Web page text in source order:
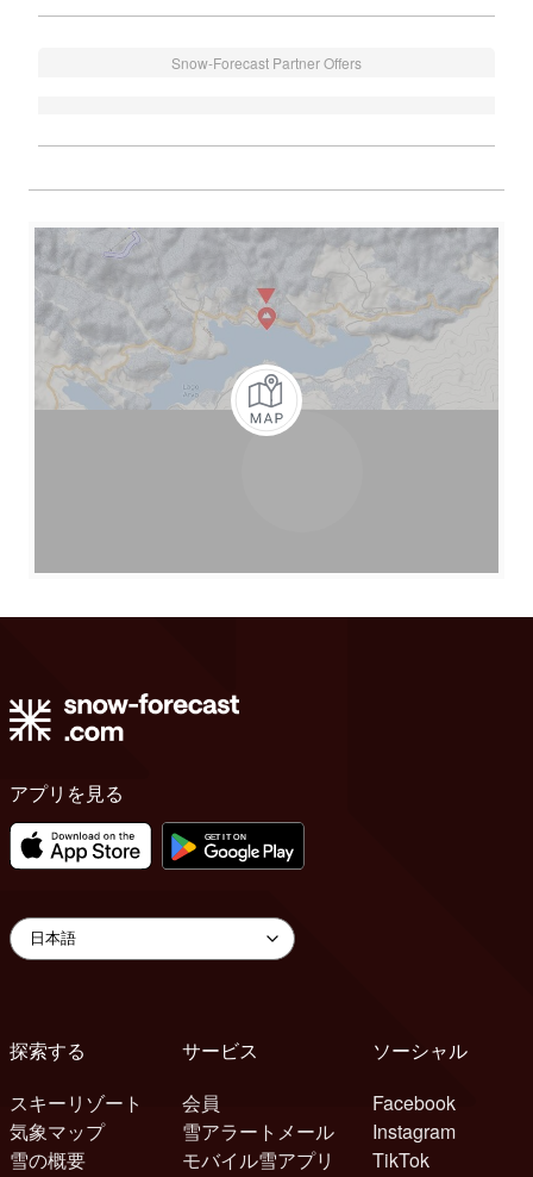
Snow-Forecast Partner Offers
アプリを見る
探索する
スキーリゾート
気象マップ
雪の概要
サービス
会員
雪アラートメール
モバイル雪アプリ
ソーシャル
Facebook
Instagram
TikTok